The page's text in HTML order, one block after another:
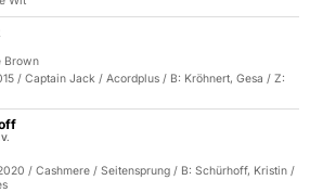
Brown
/ Captain Jack / Acordplus / B: Kröhnert, Gesa / Z:
/ Cashmere / Seitensprung / B: Schürhoff, Kristin /